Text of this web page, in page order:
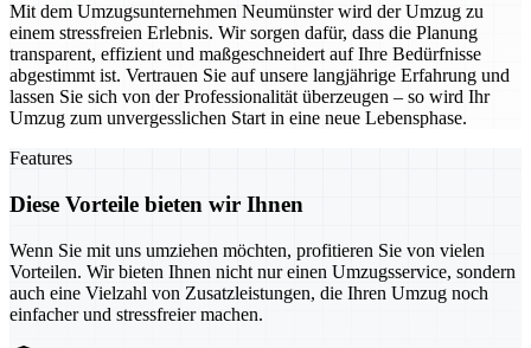
Mit dem Umzugsunternehmen Neumünster wird der Umzug zu
einem stressfreien Erlebnis. Wir sorgen dafür, dass die Planung
transparent, effizient und maßgeschneidert auf Ihre Bedürfnisse
abgestimmt ist. Vertrauen Sie auf unsere langjährige Erfahrung und
lassen Sie sich von der Professionalität überzeugen – so wird Ihr
Umzug zum unvergesslichen Start in eine neue Lebensphase.
Features
Diese Vorteile bieten wir Ihnen
Wenn Sie mit uns umziehen möchten, profitieren Sie von vielen
Vorteilen. Wir bieten Ihnen nicht nur einen Umzugsservice, sondern
auch eine Vielzahl von Zusatzleistungen, die Ihren Umzug noch
einfacher und stressfreier machen.